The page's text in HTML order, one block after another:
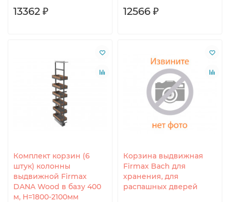
13362 ₽ 12566 ₽
Комплект корзин (6
штук) колонны
выдвижной Firmax
DANA Wood в базу 400
м, H=1800-2100мм
Корзина выдвижная
Firmax Bach для
хранения, для
распашных дверей